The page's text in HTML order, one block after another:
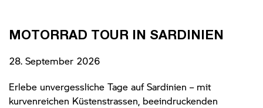
MOTORRAD TOUR IN SARDINIEN
28. September 2026
Erlebe unvergessliche Tage auf Sardinien – mit
kurvenreichen Küstenstrassen, beeindruckenden